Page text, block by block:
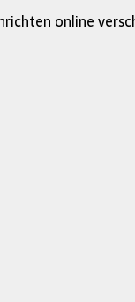
online